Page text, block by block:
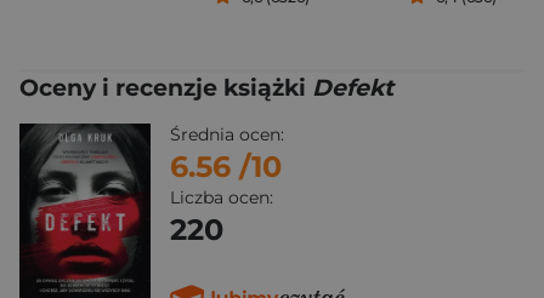
Oceny i recenzje książki Defekt
Średnia ocen:
6.56 /10
Liczba ocen:
220